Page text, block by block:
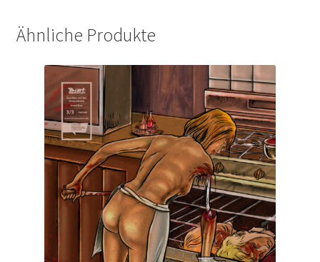
Ähnliche Produkte